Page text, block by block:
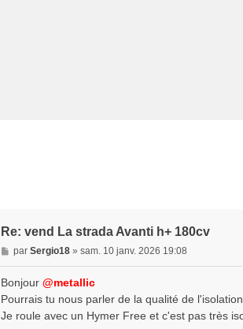
Re: vend La strada Avanti h+ 180cv
M
e
a
g
par Sergio18» sam. 10 janv. 2026 19:08
Bonjour @metallic
Pourrais tu nous parler de la qualité de
Je roule avec un Hymer Free et c'est pas très